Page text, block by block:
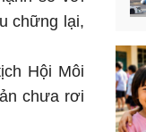
chững lại,
Hội Môi
chưa rơi